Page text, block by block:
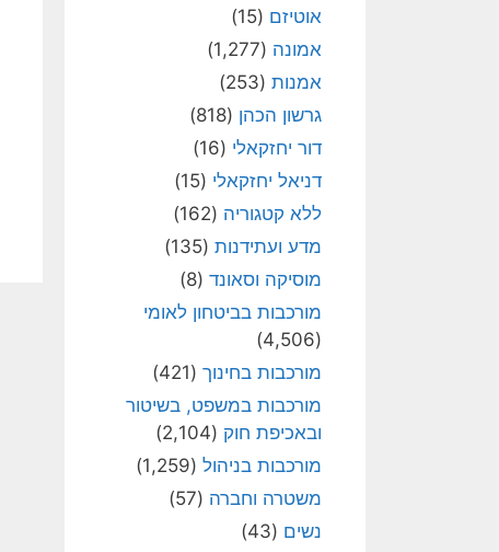
אוטיזם (15)
אמונה (1,277)
אמנות (253)
גרשון הכהן (818)
דור יחזקאלי (16)
דניאל יחזקאלי (15)
ללא קטגוריה (162)
מדע ועתידנות (135)
מוסיקה וסאונד (8)
מורכבות בביטחון לאומי
(4,506)
מורכבות בחינוך (421)
מורכבות במשפט, בשיטור
ובאכיפת חוק (2,104)
מורכבות בניהול (1,259)
משטרה וחברה (57)
נשים (43)